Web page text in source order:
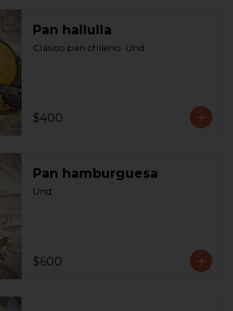
Pan hallulla
Clásico pan chileno. Und.
$400
Pan hamburguesa
Und.
$600